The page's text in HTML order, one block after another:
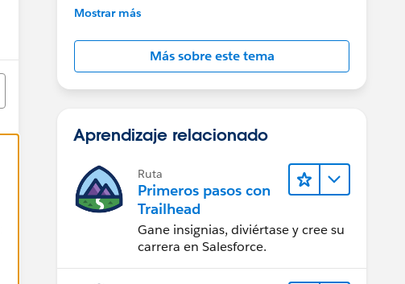
https://help.salesforce.com/s/support
Mostrar más
Más sobre este tema
Aprendizaje relacionado
Ruta
Primeros pasos con
Trailhead
Gane insignias, diviértase y cree su
carrera en Salesforce.